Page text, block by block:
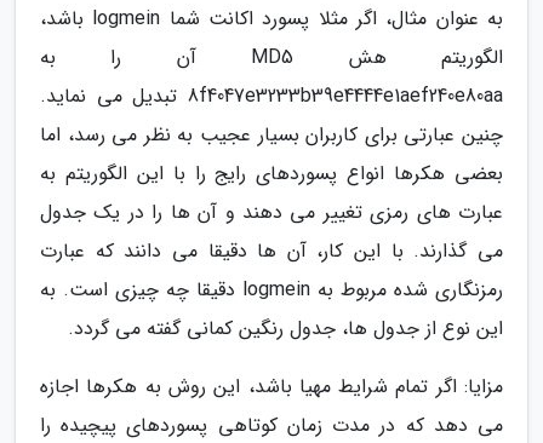
به عنوان مثال، اگر مثلا پسورد اکانت شما logmein باشد،
الگوریتم هش MD5 آن را به
8f4047e3233b39e4444e1aef240e80aa تبدیل می نماید.
چنین عبارتی برای کاربران بسیار عجیب به نظر می رسد، اما
بعضی هکرها انواع پسوردهای رایج را با این الگوریتم به
عبارت های رمزی تغییر می دهند و آن ها را در یک جدول
می گذارند. با این کار، آن ها دقیقا می دانند که عبارت
رمزنگاری شده مربوط به logmein دقیقا چه چیزی است. به
این نوع از جدول ها، جدول رنگین کمانی گفته می گردد.
مزایا: اگر تمام شرایط مهیا باشد، این روش به هکرها اجازه
می دهد که در مدت زمان کوتاهی پسوردهای پیچیده را